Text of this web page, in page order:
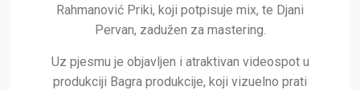
Rahmanović Priki, koji potpisuje mix, te Djani
Pervan, zadužen za mastering.
Uz pjesmu je objavljen i atraktivan videospot u
produkciji Bagra produkcije, koji vizuelno prati